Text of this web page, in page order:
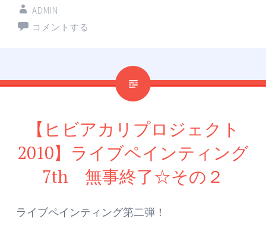
ADMIN
コメントする
【ヒビアカリプロジェクト
2010】ライブペインティング
7th 無事終了☆その２
ライブペインティング第二弾！